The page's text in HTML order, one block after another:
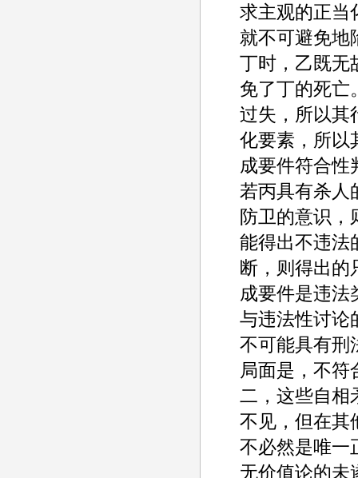
求主观的正当
就不可避免地
丁时，乙既无
免了丁的死亡
过失，所以其
化要素，所以
成要件符合性
若丙具有杀人
防卫的意识，
能得出不违法
断，则得出的
成要件是违法
与违法性讨论
不可能具有刑
局面是，不符
二，这些自相
不见，但在其
不必然是唯一
无价值论的未